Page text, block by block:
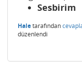
Sesbirim
Haletarafından
düzenlendi